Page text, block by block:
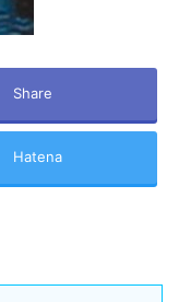
Share
Hatena